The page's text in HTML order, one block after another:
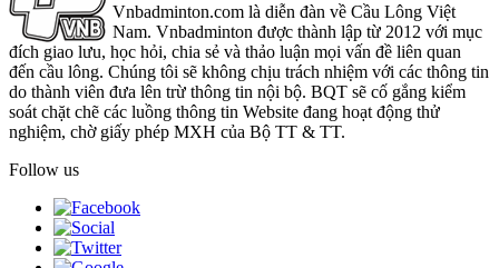
Vnbadminton.com là diễn đàn về Cầu Lông Việt
Nam. Vnbadminton được thành lập từ 2012 với mục
đích giao lưu, học hỏi, chia sẻ và thảo luận mọi vấn đề liên quan
đến cầu lông. Chúng tôi sẽ không chịu trách nhiệm với các thông tin
do thành viên đưa lên trừ thông tin nội bộ. BQT sẽ cố gắng kiểm
soát chặt chẽ các luồng thông tin Website đang hoạt động thử
nghiệm, chờ giấy phép MXH của Bộ TT & TT.
Follow us